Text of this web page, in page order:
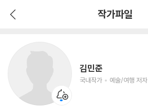
작가파일
김민준
국내작가 예술/여행 저자